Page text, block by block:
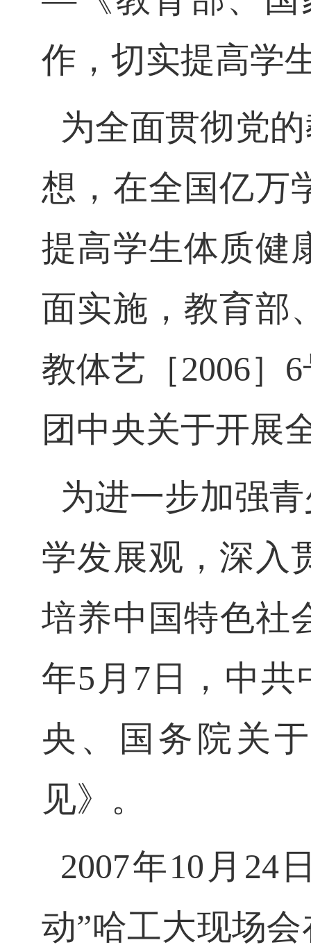
作，切实提高学
为全面贯彻党
想，在全国亿万
提高学生体质健
面实施，教育部
教体艺［2006］ 6
团中央关于开展
为进一步加强
学发展观，深入
培养中国特色社
年5 月 7 日，中
央、国务院关
见》。
2007年10 月 24
动”哈工大现场